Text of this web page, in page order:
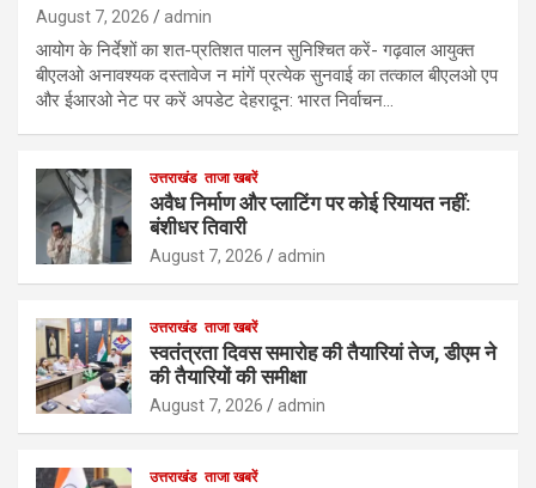
August 7, 2026 admin
आयोग के निर्देशों का शत-प्रतिशत पालन सुनिश्चित करें- गढ़वाल आयुक्त
बीएलओ अनावश्यक दस्तावेज न मांगें प्रत्येक सुनवाई का तत्काल बीएलओ एप
और ईआरओ नेट पर करें अपडेट देहरादून: भारत निर्वाचन…
उत्तराखंड ताजा खबरें
अवैध निर्माण और प्लाटिंग पर कोई रियायत नहीं:
बंशीधर तिवारी
August 7, 2026 admin
उत्तराखंड ताजा खबरें
स्वतंत्रता दिवस समारोह की तैयारियां तेज, डीएम ने
की तैयारियों की समीक्षा
August 7, 2026 admin
उत्तराखंड ताजा खबरें